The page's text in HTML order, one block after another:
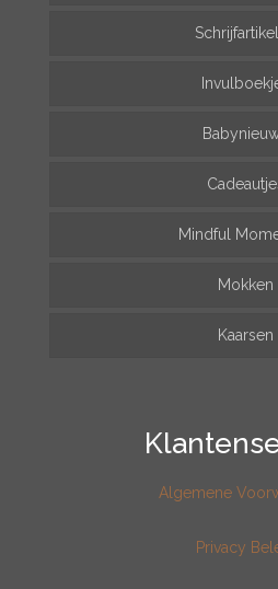
Mindful
Mokken
Kaarsen
Algemene
Privacy